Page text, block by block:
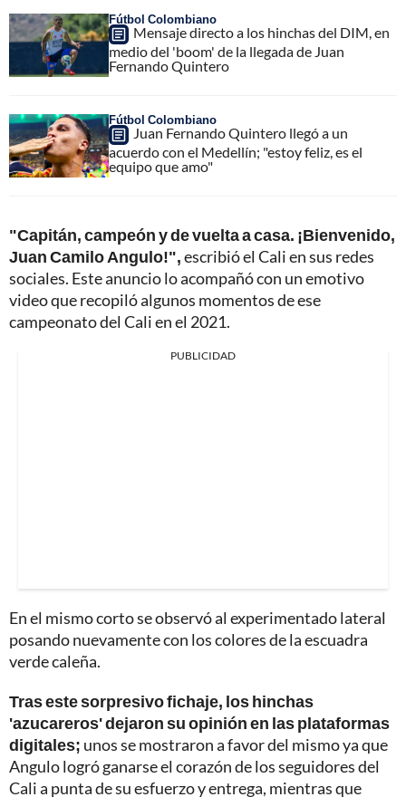
Fútbol Colombiano
Mensaje directo a los hinchas del DIM, en
medio del 'boom' de la llegada de Juan
Fernando Quintero
Fútbol Colombiano
Juan Fernando Quintero llegó a un
acuerdo con el Medellín; "estoy feliz, es el
equipo que amo"
"Capitán, campeón y de vuelta a casa. ¡Bienvenido,
Juan Camilo Angulo!",escribió el Cali en sus redes
sociales. Este anuncio lo acompañó con un emotivo
video que recopiló algunos momentos de ese
campeonato del Cali en el 2021.
PUBLICIDAD
En el mismo corto se observó al experimentado lateral
posando nuevamente con los colores de la escuadra
verde caleña.
Tras este sorpresivo fichaje, los hinchas
'azucareros' dejaron su opinión en las plataformas
digitales; unos se mostraron a favor del mismo ya que
Angulo logró ganarse el corazón de los seguidores del
Cali a punta de su esfuerzo y entrega, mientras que